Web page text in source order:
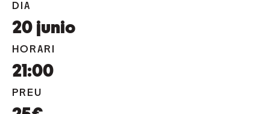
DIA
20 junio
HORARI
21:00
PREU